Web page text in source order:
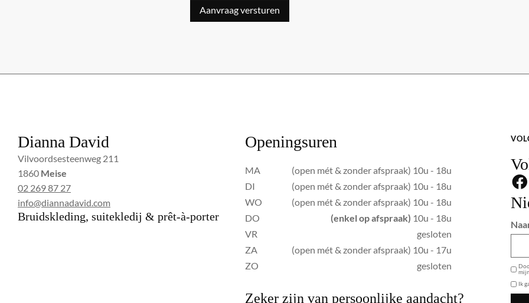
Aanvraag versturen
Dianna David
Vilvoordsesteenweg 211
1860 Meise
02 269 87 27
info@diannadavid.com
Bruidskleding, suitekledij & prêt-à-porter
Openingsuren
MA
(open mét & zonder afspraak) 10u - 18u
DI
(open mét & zonder afspraak) 10u - 18u
WO
(open mét & zonder afspraak) 10u - 18u
DO
(enkel op afspraak) 10u - 18u
VR
gesloten
ZA
(open mét & zonder afspraak) 10u - 17u
ZO
gesloten
Zeker zijn van persoonlijke aandacht?
Ik